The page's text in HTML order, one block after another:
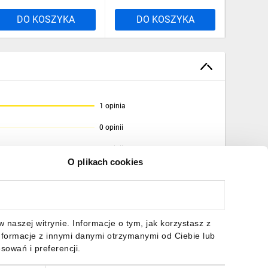
O plikach cookies
naszej witrynie. Informacje o tym, jak korzystasz z
z innymi danymi otrzymanymi od Ciebie lub
i preferencji.
DO KOSZYKA DO KOSZYKA
1 opinia
0 opinii